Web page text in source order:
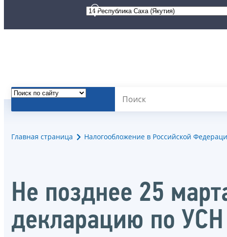
Главная страница Налогообложение в Российской
Не позднее 25
декларацию по